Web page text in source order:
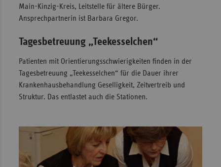
Main-Kinzig-Kreis, Leitstelle für ältere Bürger.
Ansprechpartnerin ist Barbara Gregor.
Tagesbetreuung „Teekesselchen“
Patienten mit Orientierungsschwierigkeiten finden in der
Tagesbetreuung „Teekesselchen“ für die Dauer ihrer
Krankenhausbehandlung Geselligkeit, Zeitvertreib und
Struktur. Das entlastet auch die Stationen.